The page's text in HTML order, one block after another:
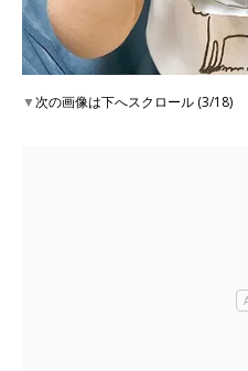
▼次の画像は下へスクロール (3/18)